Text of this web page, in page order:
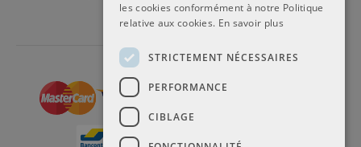
les cookies conformément à notre Politique
relative aux cookies. En savoir plus
STRICTEMENT NÉCESSAIRES
PERFORMANCE
CIBLAGE